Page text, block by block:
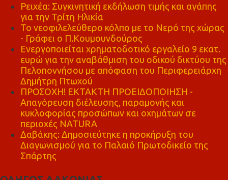
Ρειχέα: Συγκινητική εκδήλωση τιμής και αγάπης
για την Τρίτη Ηλικία
Το νεοφιλελεύθερο κόλπο με το Νερό της χώρας
- Γράφει ο Π.Κουμουνδούρος
Ενεργοποιείται χρηματοδοτικό εργαλείο 9 εκατ.
ευρώ για την αναβάθμιση του οδικού δικτύου της
Πελοποννήσου με απόφαση του Περιφερειάρχη
Δημήτρη Πτωχού
ΠΡΟΣΟΧΗ! ΕΚΤΑΚΤΗ ΠΡΟΕΙΔΟΠΟΙΗΣΗ -
Απαγόρευση διέλευσης, παραμονής και
κυκλοφορίας προσώπων και οχημάτων σε
περιοχές NATURA
Δαβάκης: Δημοσιεύτηκε η προκήρυξη του
Διαγωνισμού για το Παλαιό Πρωτοδικείο της
Σπάρτης